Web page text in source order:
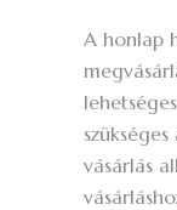
A honlap
vásárlás